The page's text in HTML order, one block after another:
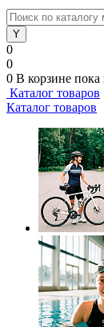
0
0
0 В корзине пока
Каталог товаров
Каталог товаров